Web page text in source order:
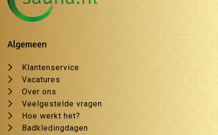
Algemeen
Klantenservice
Vacatures
Over ons
Veelgestelde vragen
Hoe werkt het?
Badkledingdagen